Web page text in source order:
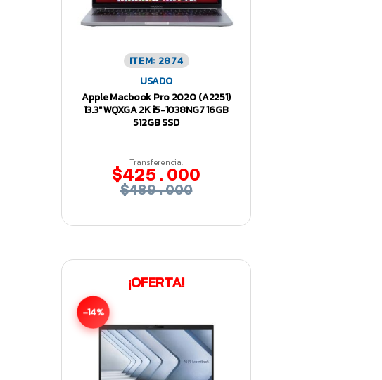
ITEM: 2874
USADO
Apple Macbook Pro 2020 (A2251)
13.3″ WQXGA 2K i5-1038NG7 16GB
512GB SSD
Transferencia:
$425.000
$489.000
¡OFERTA!
-14%